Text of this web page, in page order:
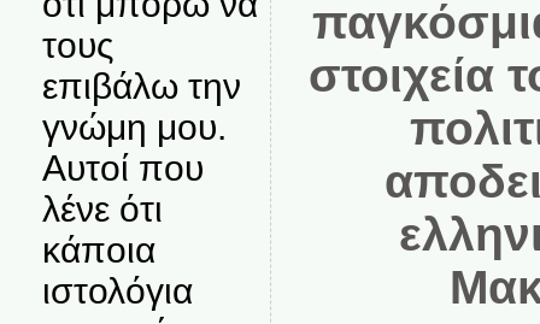
τους
επιβάλω την
γνώμη μου.
Αυτοί που
λένε ότι
κάποια
ιστολόγια
στοιχεία